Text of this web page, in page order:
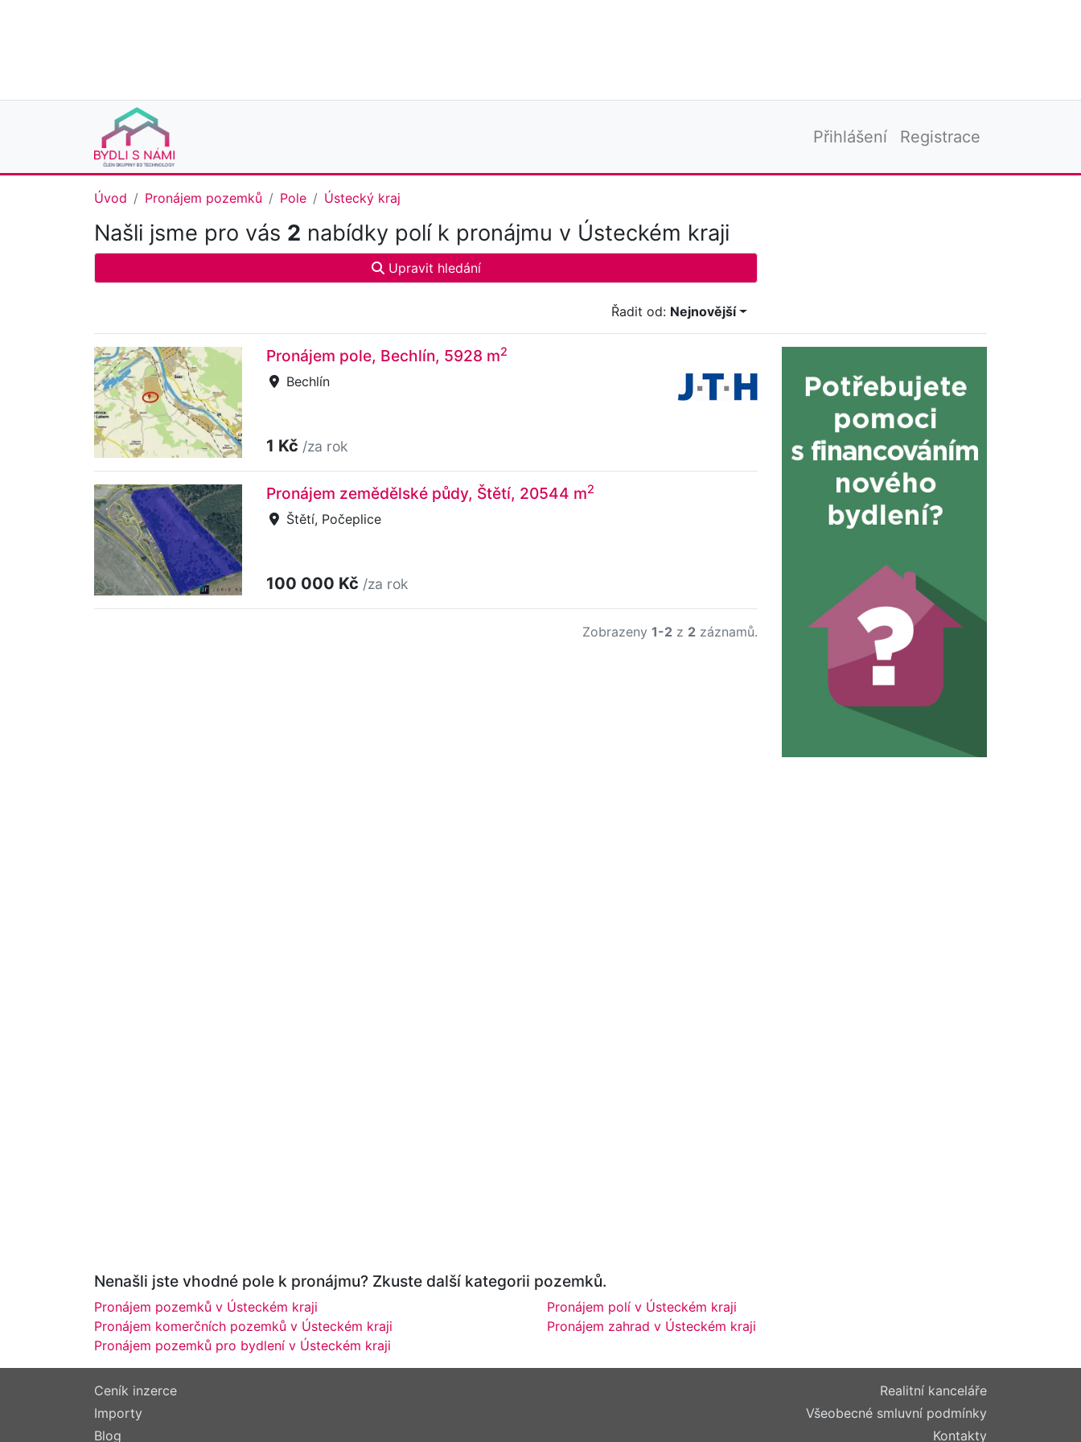
Přihlášení Registrace
Úvod Pronájem pozemků Pole Ústecký kraj
Našli jsme pro vás 2 nabídky polí k pronájmu v Ústeckém kraji
Upravit hledání
Řadit od: Nejnovější
Pronájem pole, Bechlín, 5928 m2
Bechlín
1 Kč /za rok
Pronájem zemědělské půdy, Štětí, 20544 m2
Štětí, Počeplice
100 000 Kč /za rok
Zobrazeny 1-2 z 2 záznamů.
Nenašli jste vhodné pole k pronájmu? Zkuste další kategorii pozemků.
Pronájem pozemků v Ústeckém kraji
Pronájem komerčních pozemků v Ústeckém kraji
Pronájem pozemků pro bydlení v Ústeckém kraji
Pronájem polí v Ústeckém kraji
Pronájem zahrad v Ústeckém kraji
Ceník inzerce
Importy
Blog
Realitní kanceláře
Všeobecné smluvní podmínky
Kontakty